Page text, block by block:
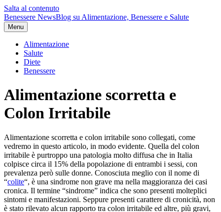
Salta al contenuto
Benessere NewsBlog su Alimentazione, Benessere e Salute
Menu
Alimentazione
Salute
Diete
Benessere
Alimentazione scorretta e
Colon Irritabile
Alimentazione scorretta e colon irritabile sono collegati, come
vedremo in questo articolo, in modo evidente. Quella del colon
irritabile è purtroppo una patologia molto diffusa che in Italia
colpisce circa il 15% della popolazione di entrambi i sessi, con
prevalenza però sulle donne. Conosciuta meglio con il nome di
“colite“, è una sindrome non grave ma nella maggioranza dei casi
cronica. Il termine “sindrome” indica che sono presenti molteplici
sintomi e manifestazioni. Seppure presenti carattere di cronicità, non
è stato rilevato alcun rapporto tra colon irritabile ed altre, più gravi,